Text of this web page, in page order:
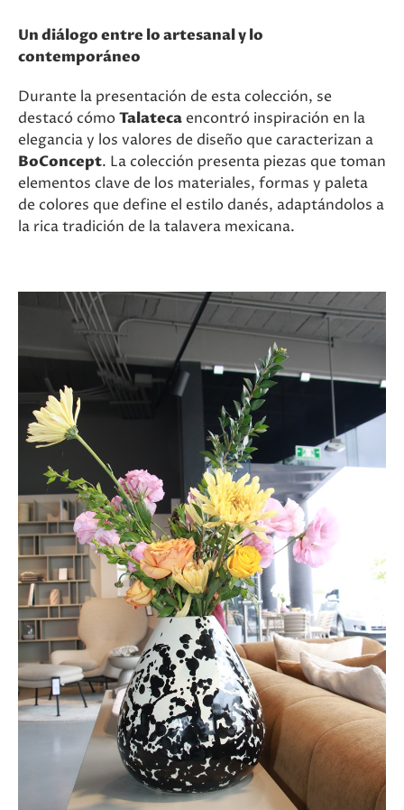
Un diálogo entre lo artesanal y lo
contemporáneo
Durante la presentación de esta colección, se
destacó cómoTalateca encontró inspiración en la
elegancia y los valores de diseño que caracterizan a
BoConcept. La colección presenta piezas que toman
elementos clave de los materiales, formas y paleta
de colores que define el estilo danés, adaptándolos a
la rica tradición de la talavera mexicana.